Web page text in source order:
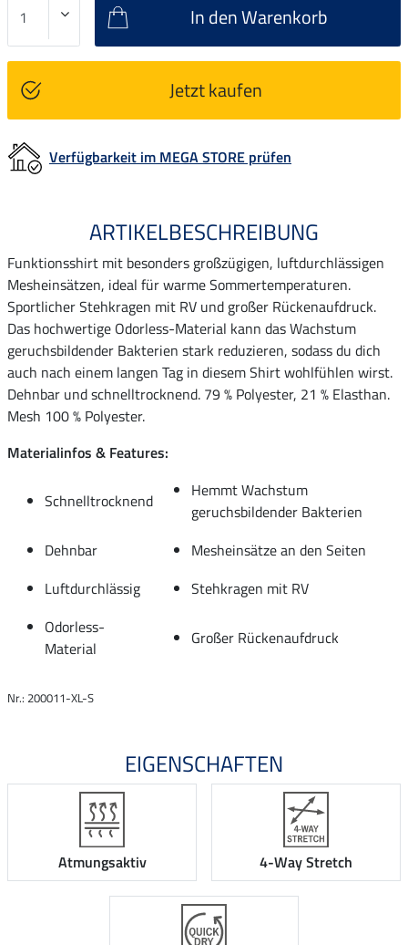
In den Warenkorb
Jetzt kaufen
Verfügbarkeit im MEGA STORE prüfen
ARTIKELBESCHREIBUNG
Funktionsshirt mit besonders großzügigen, luftdurchlässigen
Mesheinsätzen, ideal für warme Sommertemperaturen.
Sportlicher Stehkragen mit RV und großer Rückenaufdruck.
Das hochwertige Odorless-Material kann das Wachstum
geruchsbildender Bakterien stark reduzieren, sodass du dich
auch nach einem langen Tag in diesem Shirt wohlfühlen wirst.
Dehnbar und schnelltrocknend. 79 % Polyester, 21 % Elasthan.
Mesh 100 % Polyester.
Materialinfos & Features:
Schnelltrocknend
Hemmt Wachstum
geruchsbildender Bakterien
Dehnbar
Mesheinsätze an den Seiten
Luftdurchlässig
Stehkragen mit RV
Odorless-
Material
Großer Rückenaufdruck
Nr.: 200011-XL-S
EIGENSCHAFTEN
Atmungsaktiv 4-Way Stretch